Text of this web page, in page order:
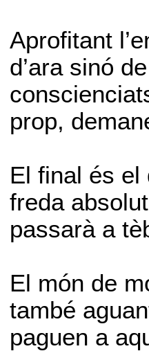
Aprofitant
d’ara sinó
prop,
El final és el
freda
passarà a
El món de
també
paguen a